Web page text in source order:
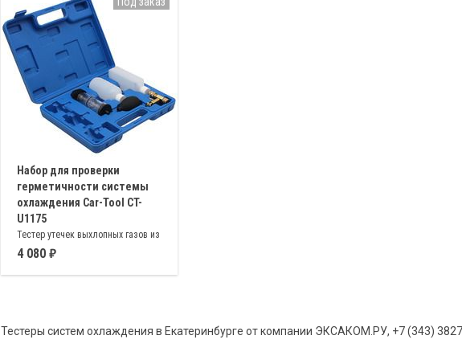
Набор для проверки
герметичности системы
охлаждения Car-Tool CT-
U1175
Тестер утечек выхлопных газов из
камеры сгорания в систему
4 080
Тестеры систем охлаждения в Екатеринбурге от компании ЭКСАКОМ.РУ, +7 (343)